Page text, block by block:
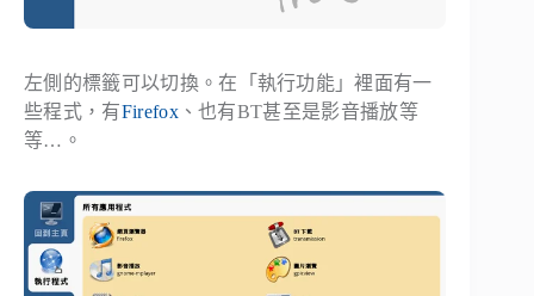
左側的標籤可以切換。在「執行功能」裡面有一
些程式，有Firefox、也有BT甚至是影音播放等
等…。